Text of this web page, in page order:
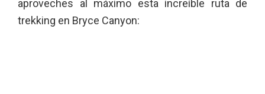
aproveches al máximo esta increíble ruta de
trekking en Bryce Canyon: